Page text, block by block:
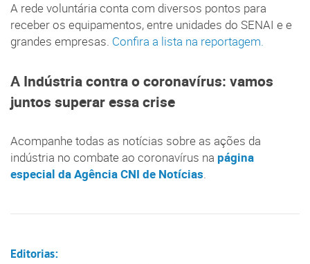
A rede voluntária conta com diversos pontos para
receber os equipamentos, entre unidades do SENAI e e
grandes empresas. Confira a lista na reportagem.
A Indústria contra o coronavírus: vamos
juntos superar essa crise
Acompanhe todas as notícias sobre as ações da
indústria no combate ao coronavírus na página
especial da Agência CNI de Notícias.
Editorias: